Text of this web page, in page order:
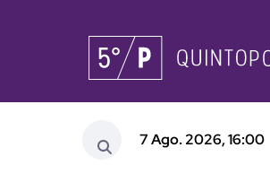
7 Ago. 2026, 16:00